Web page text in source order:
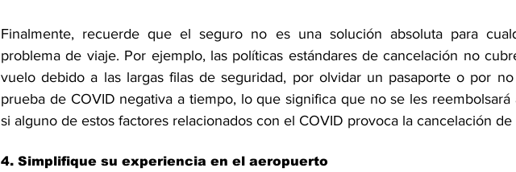
Finalmente, recuerde que el seguro no es una solución absoluta para
problema de viaje. Por ejemplo, las políticas estándares de cancelación no
vuelo debido a las largas filas de seguridad, por olvidar un pasaporte o por
prueba de COVID negativa a tiempo, lo que significa que no se les reembolsará
si alguno de estos factores relacionados con el COVID provoca la cancelación de
4. Simplifique su experiencia en el aeropuerto